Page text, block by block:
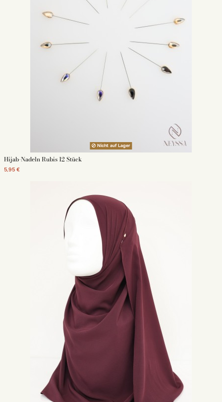
Nicht auf Lager
Hijab-Nadeln Rubis 12 Stück
5,95 €